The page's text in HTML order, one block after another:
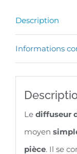
200
ML
+
Description
Informations
Le diffuseur
moyen
pièce. Il se